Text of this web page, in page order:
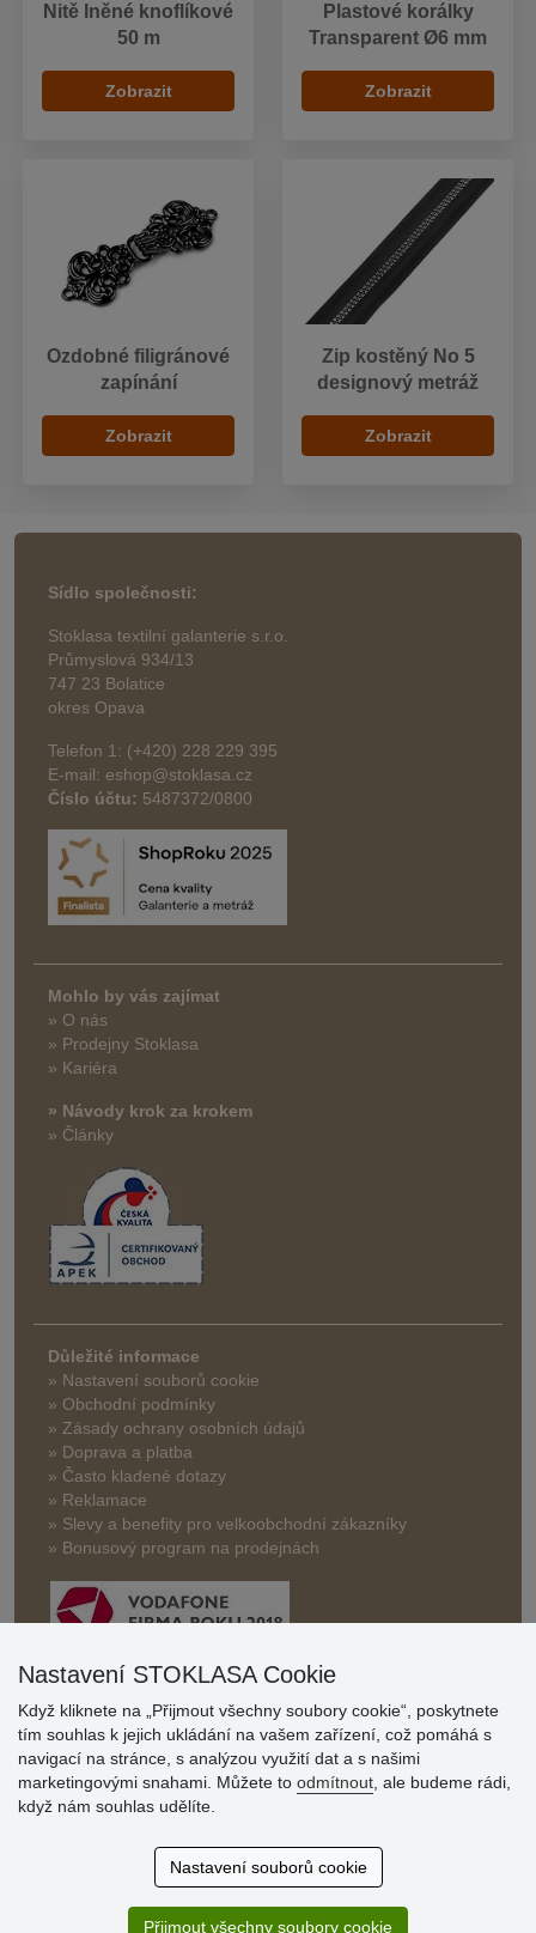
Nitě lněné knoflíkové
50 m
Zobrazit
Plastové korálky
Transparent Ø6 mm
Zobrazit
Ozdobné filigránové
zapínání
Zobrazit
Zip kostěný No 5
designový metráž
Zobrazit
Sídlo společnosti:
Stoklasa textilní galanterie s.r.o.
Průmyslová 934/13
747 23 Bolatice
okres Opava
Telefon 1: (+420) 228 229 395
E-mail: eshop@stoklasa.cz
Číslo účtu: 5487372/0800
Mohlo by vás zajímat
» O nás
» Prodejny Stoklasa
» Kariéra
» Návody krok za krokem
» Články
Důležité informace
» Nastavení souborů cookie
» Obchodní podmínky
» Zásady ochrany osobních údajů
» Doprava a platba
» Často kladené dotazy
» Reklamace
» Slevy a benefity pro velkoobchodní zákazníky
» Bonusový program na prodejnách
Hodnocení
zákazníků
29.7.2026
Super obchod, kvalitní zboží za slušné ceny. Vřele
Sortiment za fajn ceny a hlavně super rychlé dodání. Moc
Nastavení STOKLASA Cookie
Když kliknete na „Přijmout všechny soubory cookie“, poskytnete
tím souhlas k jejich ukládání na vašem zařízení, což pomáhá s
navigací na stránce, s analýzou využití dat a s našimi
marketingovými snahami. Můžete to odmítnout , ale budeme rádi,
když nám souhlas udělíte.
Nastavení souborů cookie
Přijmout všechny soubory cookie